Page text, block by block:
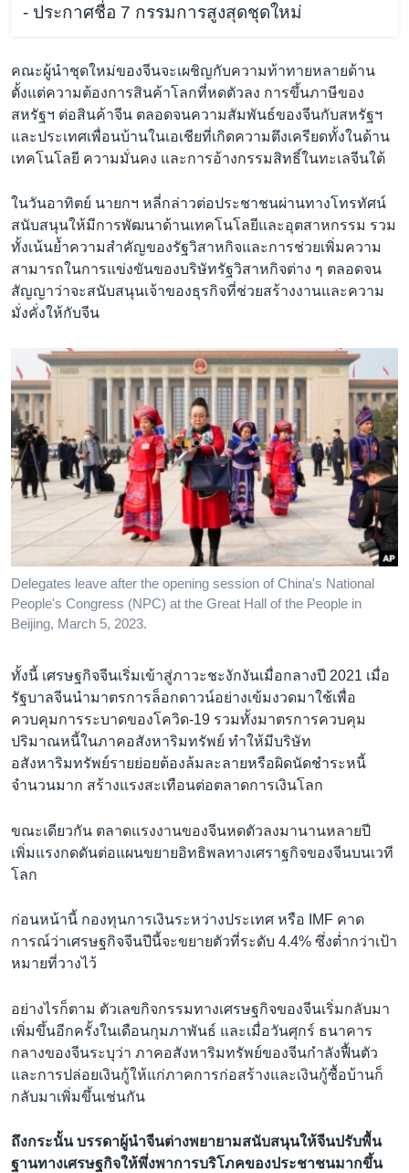
- ประกาศชื่อ 7 กรรมการสูงสุดชุดใหม่
คณะผู้นำชุดใหม่ของจีนจะเผชิญกับความท้าทายหลายด้าน
ตั้งแต่ความต้องการสินค้าโลกที่หดตัวลง การขึ้นภาษีของ
สหรัฐฯ ต่อสินค้าจีน ตลอดจนความสัมพันธ์ของจีนกับสหรัฐฯ
และประเทศเพื่อนบ้านในเอเชียที่เกิดความตึงเครียดทั้งในด้าน
เทคโนโลยี ความมั่นคง และการอ้างกรรมสิทธิ์ในทะเลจีนใต้
ในวันอาทิตย์ นายกฯ หลี่กล่าวต่อประชาชนผ่านทางโทรทัศน์
สนับสนุนให้มีการพัฒนาด้านเทคโนโลยีและอุตสาหกรรม รวม
ทั้งเน้นย้ำความสำคัญของรัฐวิสาหกิจและการช่วยเพิ่มความ
สามารถในการแข่งขันของบริษัทรัฐวิสาหกิจต่าง ๆ ตลอดจน
สัญญาว่าจะสนับสนุนเจ้าของธุรกิจที่ช่วยสร้างงานและความ
มั่งคั่งให้กับจีน
Delegates leave after the opening session of China's National
People's Congress (NPC) at the Great Hall of the People in
Beijing, March 5, 2023.
ทั้งนี้ เศรษฐกิจจีนเริ่มเข้าสู่ภาวะชะงักงันเมื่อกลางปี 2021 เมื่อ
รัฐบาลจีนนำมาตรการล็อกดาวน์อย่างเข้มงวดมาใช้เพื่อ
ควบคุมการระบาดของโควิด-19 รวมทั้งมาตรการควบคุม
ปริมาณหนี้ในภาคอสังหาริมทรัพย์ ทำให้มีบริษัท
อสังหาริมทรัพย์รายย่อยต้องล้มละลายหรือผิดนัดชำระหนี้
จำนวนมาก สร้างแรงสะเทือนต่อตลาดการเงินโลก
ขณะเดียวกัน ตลาดแรงงานของจีนหดตัวลงมานานหลายปี
เพิ่มแรงกดดันต่อแผนขยายอิทธิพลทางเศราฐกิจของจีนบนเวที
โลก
ก่อนหน้านี้ กองทุนการเงินระหว่างประเทศ หรือ IMF คาด
การณ์ว่าเศรษฐกิจจีนปีนี้จะขยายตัวที่ระดับ 4.4% ซึ่งต่ำกว่าเป้า
หมายที่วางไว้
อย่างไรก็ตาม ตัวเลขกิจกรรมทางเศรษฐกิจของจีนเริ่มกลับมา
เพิ่มขึ้นอีกครั้งในเดือนกุมภาพันธ์ และเมื่อวันศุกร์ ธนาคาร
กลางของจีนระบุว่า ภาคอสังหาริมทรัพย์ของจีนกำลังฟื้นตัว
และการปล่อยเงินกู้ให้แก่ภาคการก่อสร้างและเงินกู้ซื้อบ้านก็
กลับมาเพิ่มขึ้นเช่นกัน
ถึงกระนั้น บรรดาผู้นำจีนต่างพยายามสนับสนุนให้จีนปรับพื้น
ฐานทางเศรษฐกิจให้พึ่งพาการบริโภคของประชาชนมากขึ้น